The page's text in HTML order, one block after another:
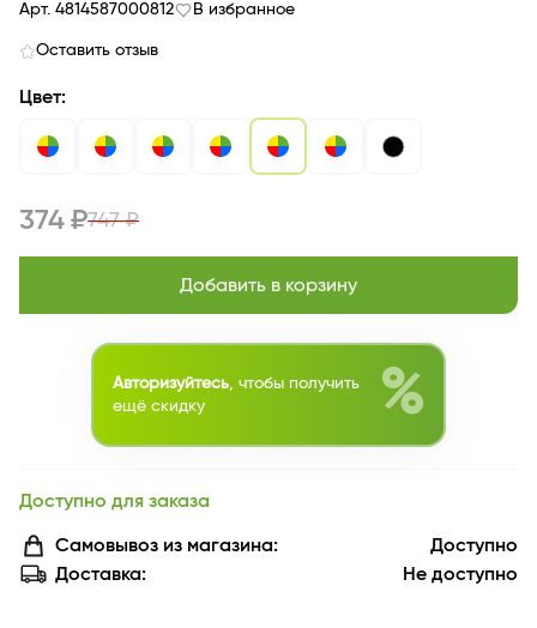
Арт. 4814587000812 В избранное
Оставить отзыв
Цвет:
374 ₽747 ₽
Добавить в корзину
Авторизуйтесь , чтобы получить
ещё скидку
%
Доступно для заказа
Самовывоз из магазина:
Доступно
Доставка:
Не доступно